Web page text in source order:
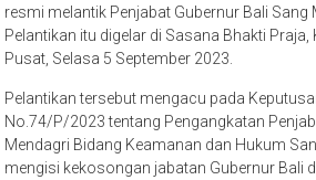
resmi melantik Penjabat Gubernur Bali Sang
Pelantikan itu digelar di Sasana Bhakti Praja,
Pusat, Selasa 5 September 2023.
Pelantikan tersebut mengacu pada
No.74/P/2023 tentang Pengangkatan
Mendagri Bidang Keamanan dan Hukum
mengisi kekosongan jabatan Gubernur Bali